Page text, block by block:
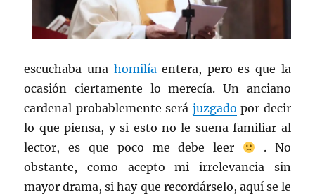
escuchaba una homilíaentera, pero es que la
ocasión ciertamente lo merecía. Un anciano
cardenal probablemente será juzgado por decir
lo que piensa, y si esto no le suena familiar al
lector, es que poco me debe leer
. No
obstante, como acepto mi irrelevancia sin
mayor drama, si hay que recordárselo, aquí se le